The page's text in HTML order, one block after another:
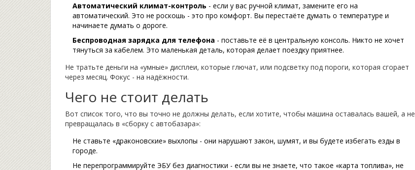
Автоматический климат-контроль - если у вас ручной климат, замените его на
автоматический. Это не роскошь - это про комфорт. Вы перестаёте думать о температуре и
начинаете думать о дороге.
Беспроводная зарядка для телефона - поставьте её в центральную консоль. Никто не хочет
тянуться за кабелем. Это маленькая деталь, которая делает поездку приятнее.
Не тратьте деньги на «умные» дисплеи, которые глючат, или подсветку под пороги, которая сгорает
через месяц. Фокус - на надёжности.
Чего не стоит делать
Вот список того, что вы точно не должны делать, если хотите, чтобы машина оставалась вашей, а не
превращалась в «сборку с автобазара»:
Не ставьте «драконовские» выхлопы - они нарушают закон, шумят, и вы будете избегать езды в
городе.
Не перепрограммируйте ЭБУ без диагностики - если вы не знаете, что такое «карта топлива», не